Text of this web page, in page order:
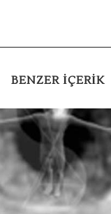
BENZER IÇERIK